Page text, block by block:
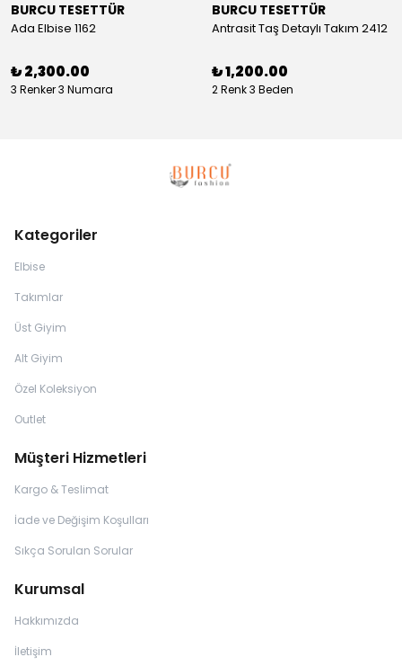
BURCU TESETTÜR
Ada Elbise 1162
₺ 2,300.00
3 Renker 3 Numara
BURCU TESETTÜR
Antrasit Taş Detaylı Takım 2412
₺ 1,200.00
2 Renk 3 Beden
Kategoriler
Elbise
Takımlar
Üst Giyim
Alt Giyim
Özel Koleksiyon
Outlet
Müşteri Hizmetleri
Kargo & Teslimat
İade ve Değişim Koşulları
Sıkça Sorulan Sorular
Kurumsal
Hakkımızda
İletişim